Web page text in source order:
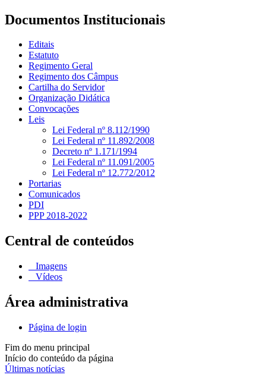
Documentos Institucionais
Editais
Estatuto
Regimento Geral
Regimento dos Câmpus
Cartilha do Servidor
Organização Didática
Convocações
Leis
Lei Federal nº 8.112/1990
Lei Federal nº 11.892/2008
Decreto nº 1.171/1994
Lei Federal nº 11.091/2005
Lei Federal nº 12.772/2012
Portarias
Comunicados
PDI
PPP 2018-2022
Central de conteúdos
Imagens
Vídeos
Área administrativa
Página de login
Fim do menu principal
Início do conteúdo da página
Últimas notícias